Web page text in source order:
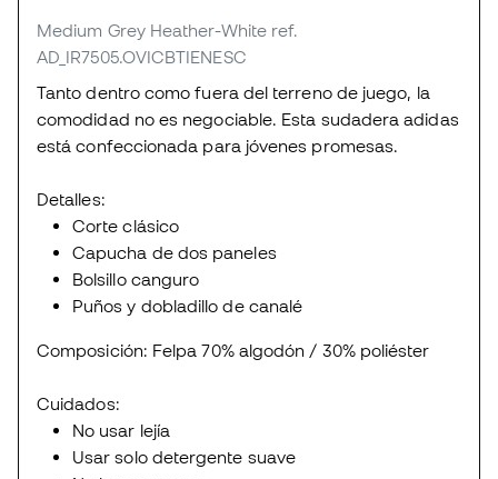
Medium Grey Heather-White ref.
AD_IR7505.OVICBTIENESC
Tanto dentro como fuera del terreno de juego, la
comodidad no es negociable. Esta sudadera adidas
está confeccionada para jóvenes promesas.
Detalles:
Corte clásico
Capucha de dos paneles
Bolsillo canguro
Puños y dobladillo de canalé
Composición: Felpa 70% algodón / 30% poliéster
Cuidados:
No usar lejía
Usar solo detergente suave